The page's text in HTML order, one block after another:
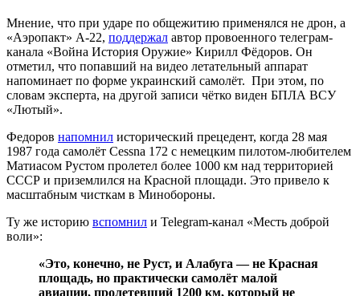
Мнение, что при ударе по общежитию применялся не дрон, а
«Аэропакт» А-22, поддержал автор провоенного телеграм-
канала «Война История Оружие» Кирилл Фёдоров. Он
отметил, что попавший на видео летательный аппарат
напоминает по форме украинский самолёт. При этом, по
словам эксперта, на другой записи чётко виден БПЛА ВСУ
«Лютый».
Федоров напомнил исторический прецедент, когда 28 мая
1987 года самолёт Cessna 172 с немецким пилотом-любителем
Матиасом Рустом пролетел более 1000 км над территорией
СССР и приземлился на Красной площади. Это привело к
масштабным чисткам в Минобороны.
Ту же историю вспомнил и Telegram-канал «Месть доброй
воли»:
«Это, конечно, не Руст, и Алабуга — не Красная
площадь, но практически самолёт малой
авиации, пролетевший 1200 км, который не